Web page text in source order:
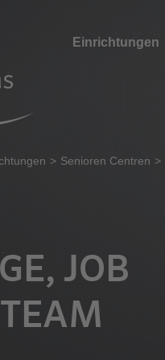
Senioren Centren
Einrichtungen
JOB